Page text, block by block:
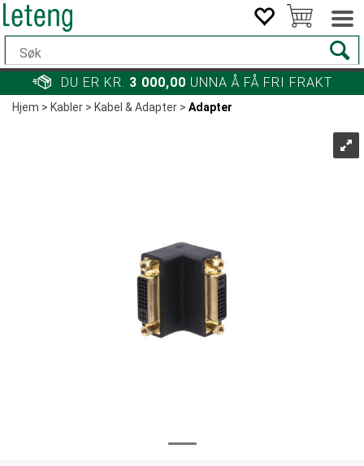
DU ER KR. 3 000,00 UNNA Å FÅ FRI FRAKT
Hjem>Kabler>Kabel & Adapter>Adapter